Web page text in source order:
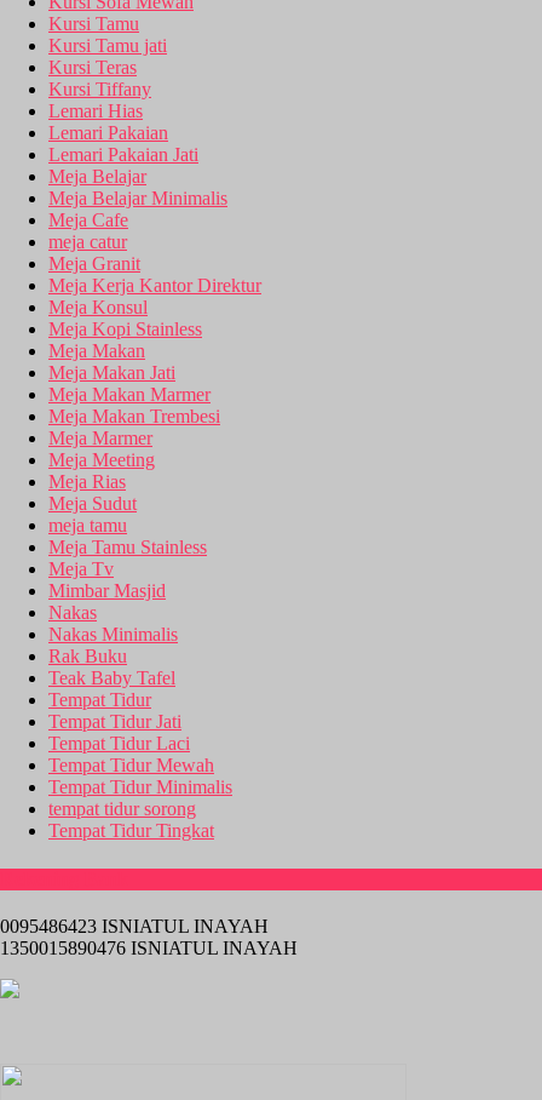
Kursi Tamu
Kursi Tamu jati
Kursi Teras
Kursi Tiffany
Lemari Hias
Lemari Pakaian
Lemari Pakaian Jati
Meja Belajar
Meja Belajar Minimalis
Meja Cafe
meja catur
Meja Granit
Meja Kerja Kantor Direktur
Meja Konsul
Meja Kopi Stainless
Meja Makan
Meja Makan Jati
Meja Makan Marmer
Meja Makan Trembesi
Meja Marmer
Meja Meeting
Meja Rias
Meja Sudut
meja tamu
Meja Tamu Stainless
Meja Tv
Mimbar Masjid
Nakas
Nakas Minimalis
Rak Buku
Teak Baby Tafel
Tempat Tidur
Tempat Tidur Jati
Tempat Tidur Laci
Tempat Tidur Mewah
Tempat Tidur Minimalis
tempat tidur sorong
Tempat Tidur Tingkat
0095486423 ISNIATUL INAYAH
1350015890476 ISNIATUL INAYAH